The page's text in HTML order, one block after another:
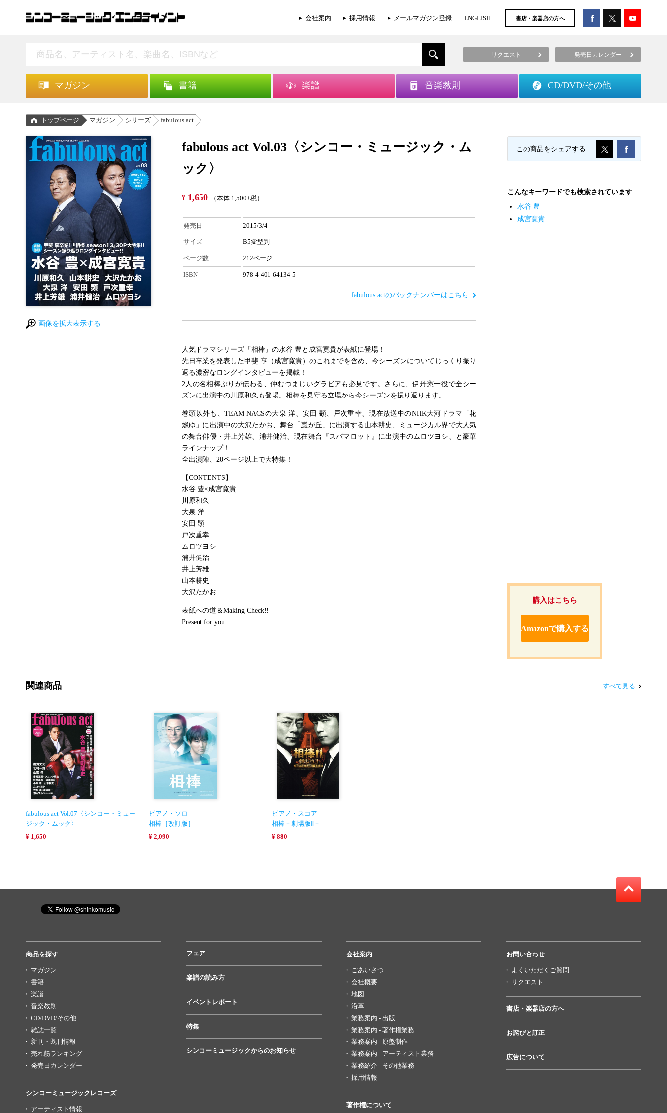
会社案内 採用情報 メールマガジン登録 ENGLISH 書店・楽器店の方へ
リクエスト 発売日カレンダー
マガジン 書籍 楽譜 音楽教則 CD/DVD/その他
トップページ マガジン シリーズ fabulous act
画像を拡大表示する
fabulous act Vol.03〈シンコー・ミュージック・ム
ック〉
¥ 1,650 （本体 1,500+税）
発売日 2015/3/4
サイズ B5変型判
ページ数 212ページ
ISBN 978-4-401-64134-5
fabulous actのバックナンバーはこちら
人気ドラマシリーズ「相棒」の水谷 豊と成宮寛貴が表紙に登場！
先日卒業を発表した甲斐 亨（成宮寛貴）のこれまでを含め、今シーズンについてじっくり振り
返る濃密なロングインタビューを掲載！
2人の名相棒ぶりが伝わる、仲むつまじいグラビアも必見です。さらに、伊丹憲一役で全シー
ズンに出演中の川原和久も登場。相棒を見守る立場から今シーズンを振り返ります。
巻頭以外も、TEAM NACSの大泉 洋、安田 顕、戸次重幸、現在放送中のNHK大河ドラマ「花
燃ゆ」に出演中の大沢たかお、舞台「嵐が丘」に出演する山本耕史、ミュージカル界で大人気
の舞台俳優・井上芳雄、浦井健治、現在舞台『スパマロット』に出演中のムロツヨシ、と豪華
ラインナップ！
全出演陣、20ページ以上で大特集！
【CONTENTS】
水谷 豊×成宮寛貴
川原和久
大泉 洋
安田 顕
戸次重幸
ムロツヨシ
浦井健治
井上芳雄
山本耕史
大沢たかお
表紙への道＆Making Check!!
Present for you
購入はこちら
Amazonで購入する
この商品をシェアする
こんなキーワードでも検索されています
水谷 豊
成宮寛貴
関連商品 すべて見る
fabulous act Vol.07〈シンコー・ミュー
ジック・ムック〉
¥ 1,650
ピアノ・ソロ
相棒［改訂版］
¥ 2,090
ピアノ・スコア
相棒－劇場版Ⅱ－
¥ 880
商品を探す
マガジン
書籍
楽譜
音楽教則
CD/DVD/その他
雑誌一覧
新刊・既刊情報
売れ筋ランキング
発売日カレンダー
シンコーミュージックレコーズ
アーティスト情報
フェア
楽譜の読み方
イベントレポート
特集
シンコーミュージックからのお知らせ
会社案内
ごあいさつ
会社概要
地図
沿革
業務案内 - 出版
業務案内 - 著作権業務
業務案内 - 原盤制作
業務案内 - アーティスト業務
業務紹介 - その他業務
採用情報
著作権について
お問い合わせ
よくいただくご質問
リクエスト
書店・楽器店の方へ
お詫びと訂正
広告について